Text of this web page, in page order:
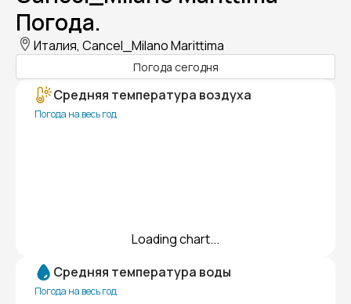
Погода.
Италия, Cancel_Milano Marittima
Погода сегодня
Средняя температура воздуха
Погода на весь год
Loading chart...
Средняя температура воды
Погода на весь год